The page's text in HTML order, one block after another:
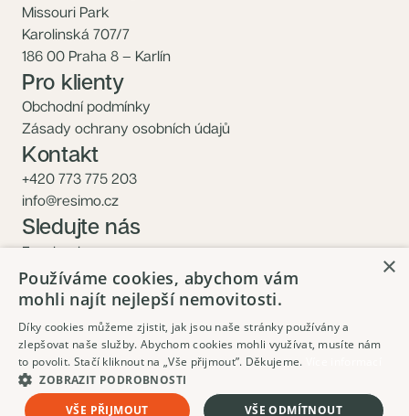
Objednat prohlídku
Missouri Park
Karolinská 707/7
186 00 Praha 8 – Karlín
Pro klienty
Obchodní podmínky
Zásady ochrany osobních údajů
Kontakt
+420 773 775 203
info@resimo.cz
Sledujte nás
Facebook
Instagram
×
Používáme cookies, abychom vám
mohli najít nejlepší nemovitosti.
Díky cookies můžeme zjistit, jak jsou naše stránky používány a
zlepšovat naše služby. Abychom cookies mohli využívat, musíte nám
to povolit. Stačí kliknout na „Vše přijmout”. Děkujeme.
ZOBRAZIT PODROBNOSTI
VŠE PŘIJMOUT
VŠE ODMÍTNOUT